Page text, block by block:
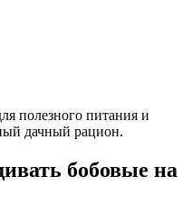
полезного питания и
дачный рацион.
бобовые на